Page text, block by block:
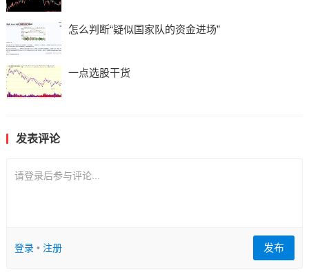
怎么判断“疑似国家队的资金进场”
一点选股干货
发表评论
请登录后参与评论...
登录• 注册 发布